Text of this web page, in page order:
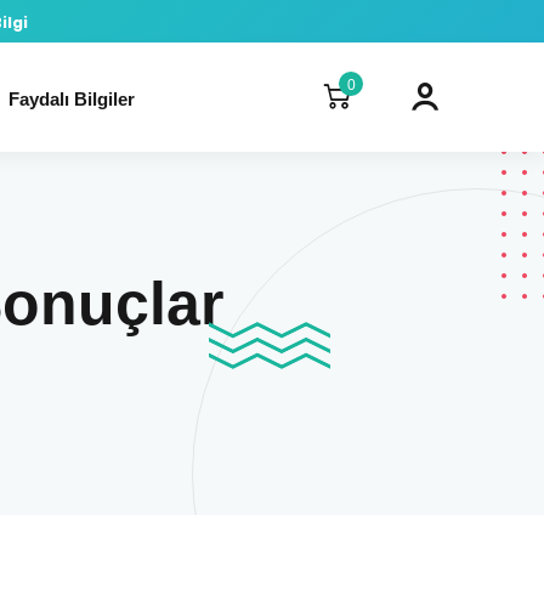
Faydalı Bilgiler
0